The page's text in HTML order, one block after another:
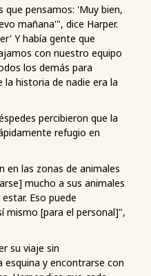
pensamos: 'Muy bien,
mañana'", dice Harper.
Y había gente que
con nuestro equipo
los demás para
historia de nadie era la
percibieron que la
refugio en
en las zonas de animales
mucho a sus animales
Eso puede
mismo [para el personal]",
su viaje sin
y encontrarse con